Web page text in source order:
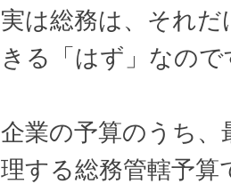
実は総務は、それ
きる「はず」なので
企業の予算のうち、
理する総務管轄予算